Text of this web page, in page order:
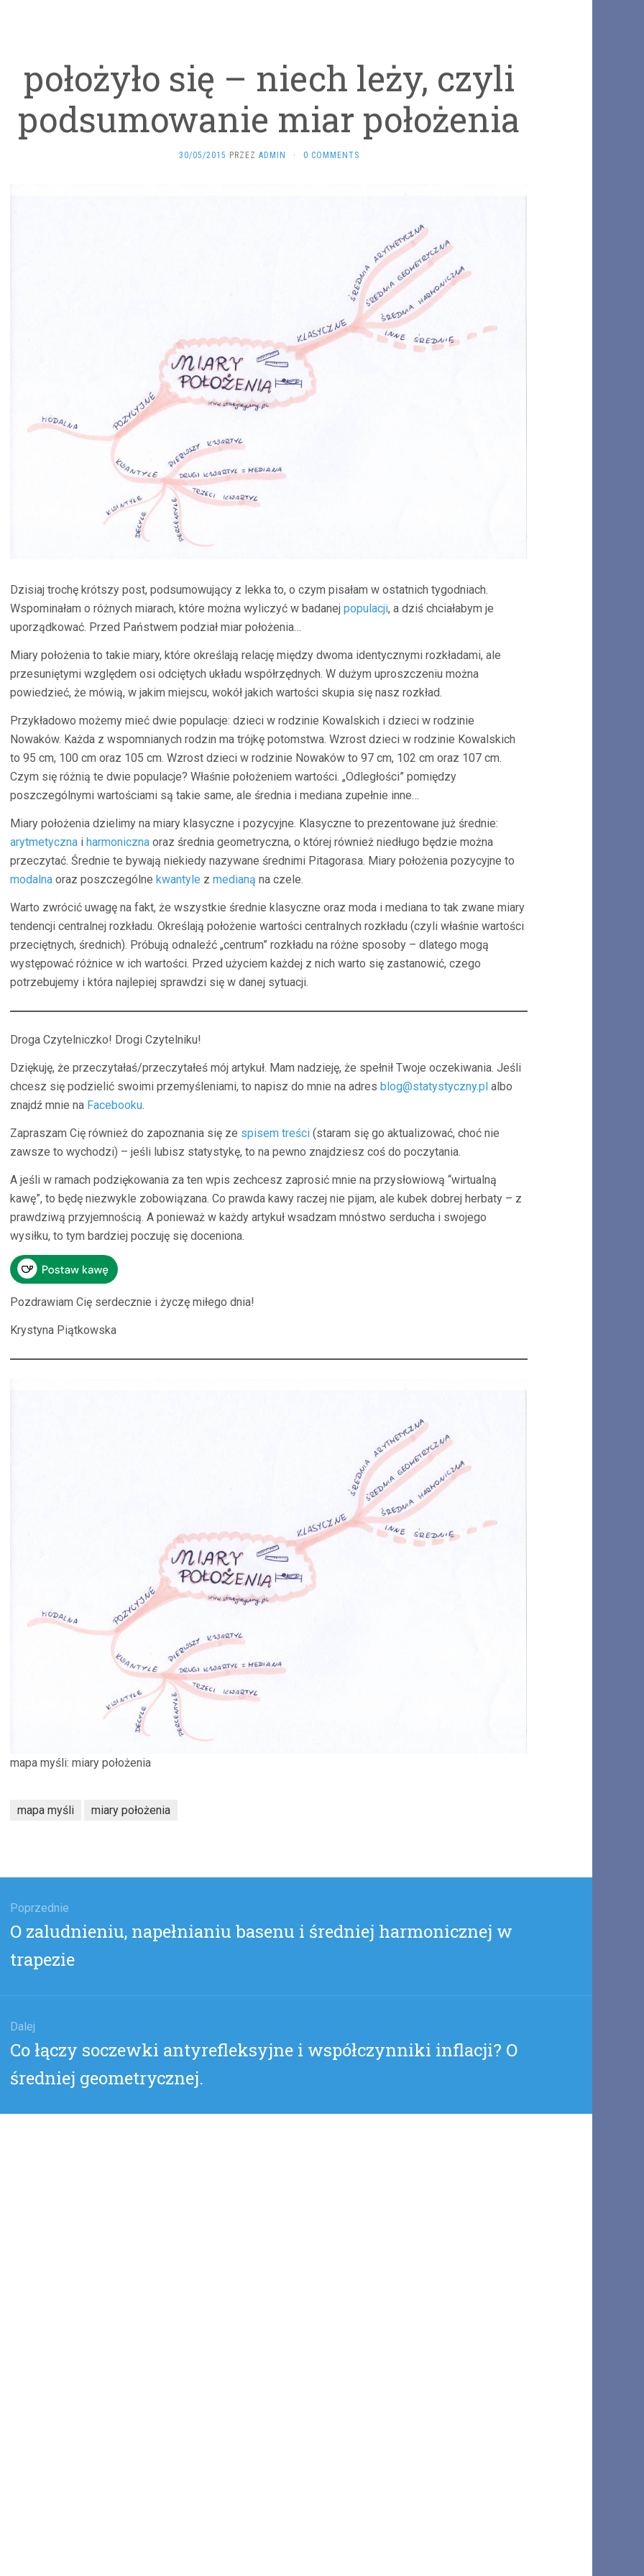
położyło się – niech leży, czyli
podsumowanie miar położenia
30/05/2015 PRZEZ ADMIN · 0 COMMENTS
Dzisiaj trochę krótszy post, podsumowujący z lekka to, o czym pisałam w ostatnich tygodniach.
Wspominałam o różnych miarach, które można wyliczyć w badanej populacji, a dziś chciałabym je
uporządkować. Przed Państwem podział miar położenia…
Miary położenia to takie miary, które określają relację między dwoma identycznymi rozkładami, ale
przesuniętymi względem osi odciętych układu współrzędnych. W dużym uproszczeniu można
powiedzieć, że mówią, w jakim miejscu, wokół jakich wartości skupia się nasz rozkład.
Przykładowo możemy mieć dwie populacje: dzieci w rodzinie Kowalskich i dzieci w rodzinie
Nowaków. Każda z wspomnianych rodzin ma trójkę potomstwa. Wzrost dzieci w rodzinie Kowalskich
to 95 cm, 100 cm oraz 105 cm. Wzrost dzieci w rodzinie Nowaków to 97 cm, 102 cm oraz 107 cm.
Czym się różnią te dwie populacje? Właśnie położeniem wartości. „Odległości” pomiędzy
poszczególnymi wartościami są takie same, ale średnia i mediana zupełnie inne…
Miary położenia dzielimy na miary klasyczne i pozycyjne. Klasyczne to prezentowane już średnie:
arytmetyczna i harmoniczna oraz średnia geometryczna, o której również niedługo będzie można
przeczytać. Średnie te bywają niekiedy nazywane średnimi Pitagorasa. Miary położenia pozycyjne to
modalna oraz poszczególne kwantyle z medianą na czele.
Warto zwrócić uwagę na fakt, że wszystkie średnie klasyczne oraz moda i mediana to tak zwane miary
tendencji centralnej rozkładu. Określają położenie wartości centralnych rozkładu (czyli właśnie wartości
przeciętnych, średnich). Próbują odnaleźć „centrum” rozkładu na różne sposoby – dlatego mogą
występować różnice w ich wartości. Przed użyciem każdej z nich warto się zastanowić, czego
potrzebujemy i która najlepiej sprawdzi się w danej sytuacji.
Droga Czytelniczko! Drogi Czytelniku!
Dziękuję, że przeczytałaś/przeczytałeś mój artykuł. Mam nadzieję, że spełnił Twoje oczekiwania. Jeśli
chcesz się podzielić swoimi przemyśleniami, to napisz do mnie na adres blog@statystyczny.pl albo
znajdź mnie na Facebooku.
Zapraszam Cię również do zapoznania się ze spisem treści (staram się go aktualizować, choć nie
zawsze to wychodzi) – jeśli lubisz statystykę, to na pewno znajdziesz coś do poczytania.
A jeśli w ramach podziękowania za ten wpis zechcesz zaprosić mnie na przysłowiową “wirtualną
kawę”, to będę niezwykle zobowiązana. Co prawda kawy raczej nie pijam, ale kubek dobrej herbaty – z
prawdziwą przyjemnością. A ponieważ w każdy artykuł wsadzam mnóstwo serducha i swojego
wysiłku, to tym bardziej poczuję się doceniona.
Pozdrawiam Cię serdecznie i życzę miłego dnia!
Krystyna Piątkowska
mapa myśli: miary położenia
mapa myśli miary położenia
Poprzednie
Poprzedni
O zaludnieniu, napełnianiu basenu i średniej harmonicznej w
trapezie
Dalej
Następny
Co łączy soczewki antyrefleksyjne i współczynniki inflacji? O
średniej geometrycznej.